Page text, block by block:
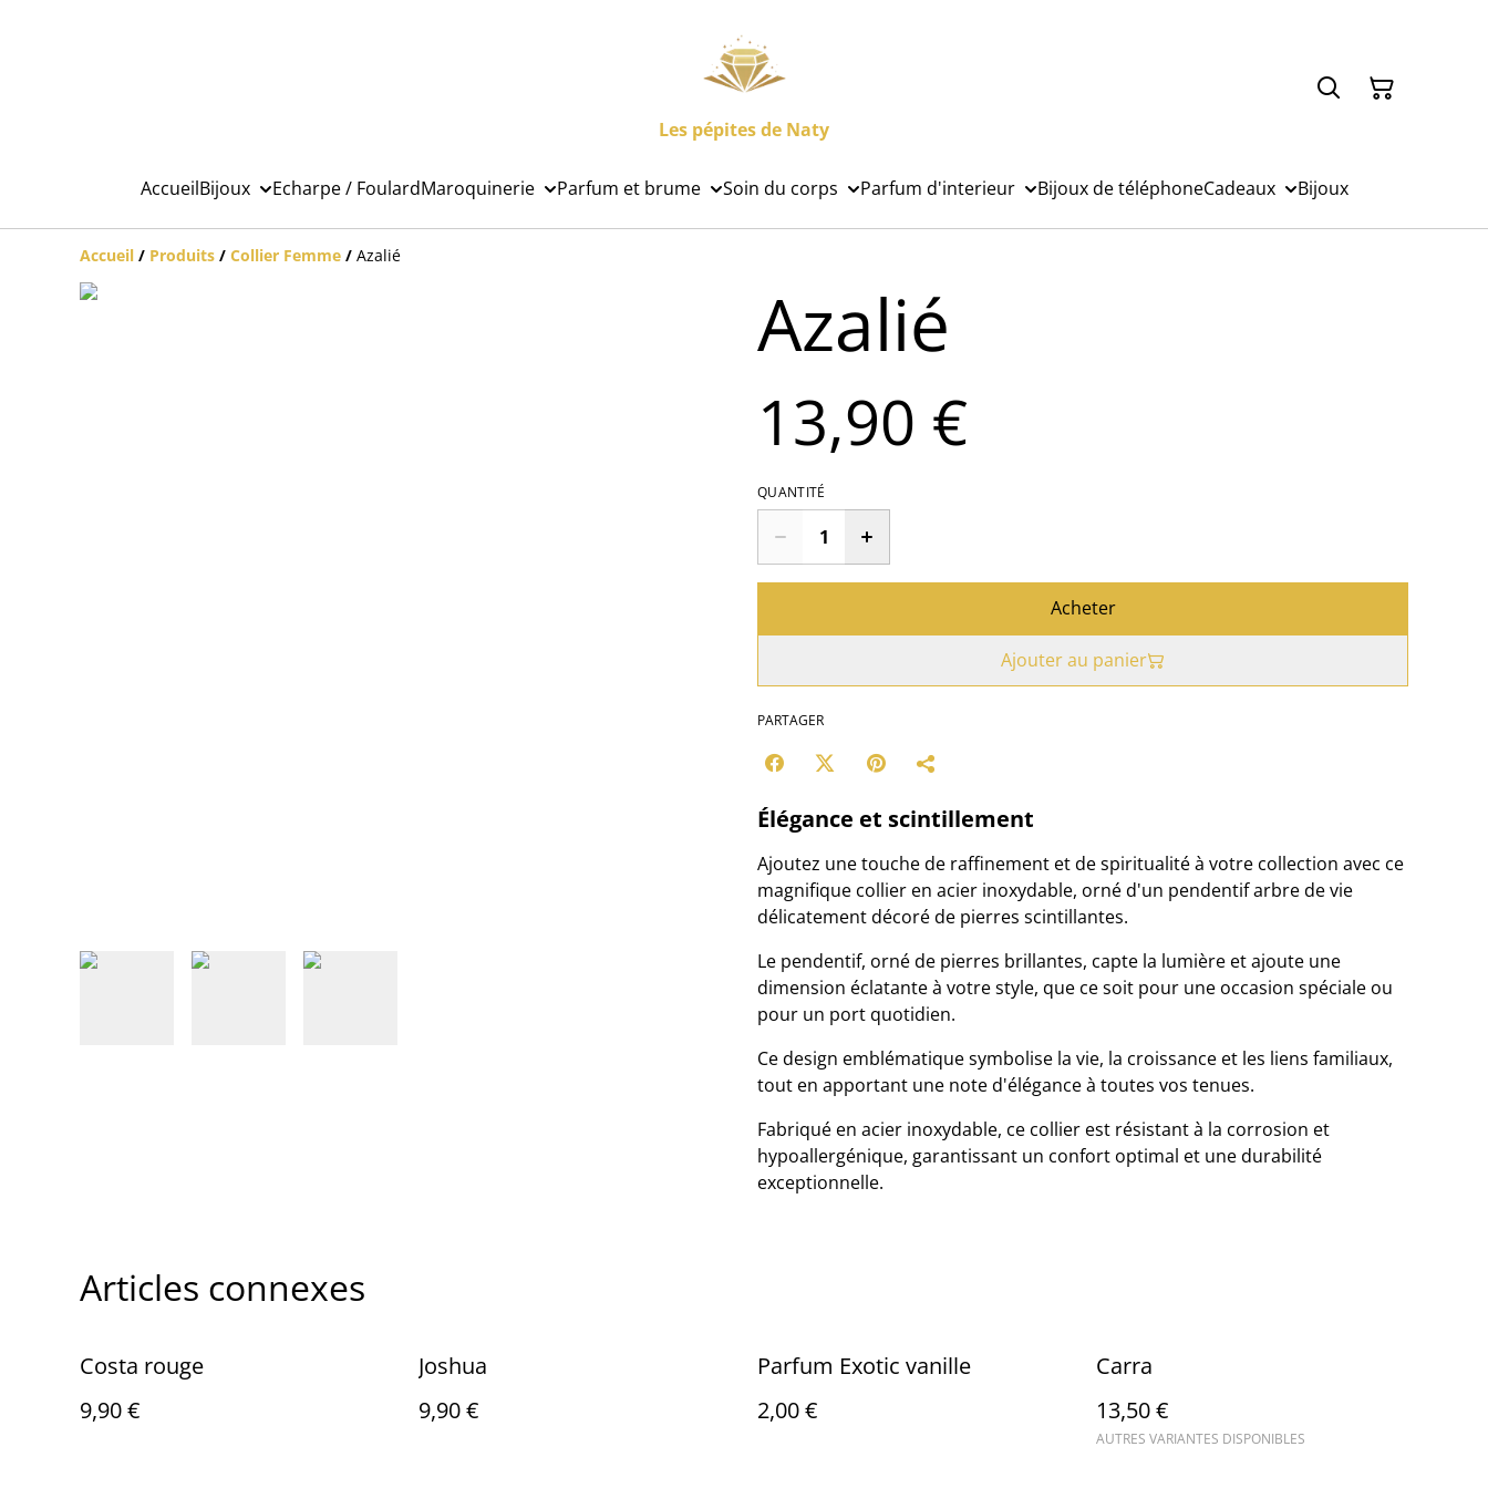
Les pépites de Naty
AccueilBijoux Echarpe / FoulardMaroquinerie Parfum et brume Soin du corps Parfum d'interieur Bijoux de téléphoneCadeaux Bijoux
Accueil / Produits / Collier Femme / Azalié
Azalié
13,90 €
QUANTITÉ
Acheter
Ajouter au panier
PARTAGER
Élégance et scintillement
Ajoutez une touche de raffinement et de spiritualité à votre collection avec ce
magnifique collier en acier inoxydable, orné d'un pendentif arbre de vie
délicatement décoré de pierres scintillantes.
Le pendentif, orné de pierres brillantes, capte la lumière et ajoute une
dimension éclatante à votre style, que ce soit pour une occasion spéciale ou
pour un port quotidien.
Ce design emblématique symbolise la vie, la croissance et les liens familiaux,
tout en apportant une note d'élégance à toutes vos tenues.
Fabriqué en acier inoxydable, ce collier est résistant à la corrosion et
hypoallergénique, garantissant un confort optimal et une durabilité
exceptionnelle.
Articles connexes
Costa rouge
9,90 €
Joshua
9,90 €
Parfum Exotic vanille
2,00 €
Carra
13,50 €
AUTRES VARIANTES DISPONIBLES